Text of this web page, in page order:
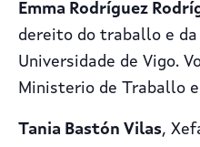
Emma Rodríguez
dereito do traballo e
Universidade de Vigo.
Ministerio de Traballo
Tania Bastón Vilas,